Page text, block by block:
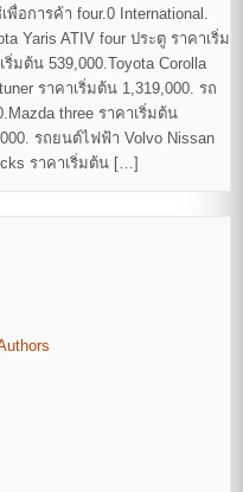
อการค้า four.0 International.
Yaris ATIV four ประตู ราคาเริ่ม
มต้น 539,000.Toyota Corolla
ราคาเริ่มต้น 1,319,000. รถ
three ราคาเริ่มต้น
รถยนต์ไฟฟ้า Volvo Nissan
ราคาเริ่มต้น […]